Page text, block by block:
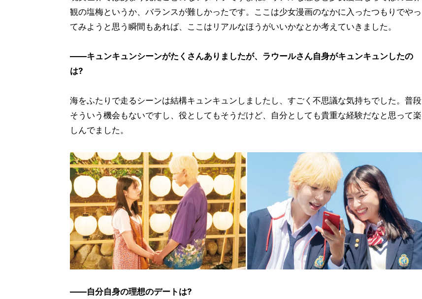
観の塩梅というか、バランスが難しかったです。ここは少女漫画のなかに入ったつもりでやっ
てみようと思う瞬間もあれば、ここはリアルなほうがいいかなとか考えていきました。
――キュンキュンシーンがたくさんありましたが、ラウールさん自身がキュンキュンしたの
は?
海をふたりで走るシーンは結構キュンキュンしましたし、すごく不思議な気持ちでした。普段
そういう機会もないですし、役としてもそうだけど、自分としても貴重な経験だなと思って楽
しんでました。
――自分自身の理想のデートは?